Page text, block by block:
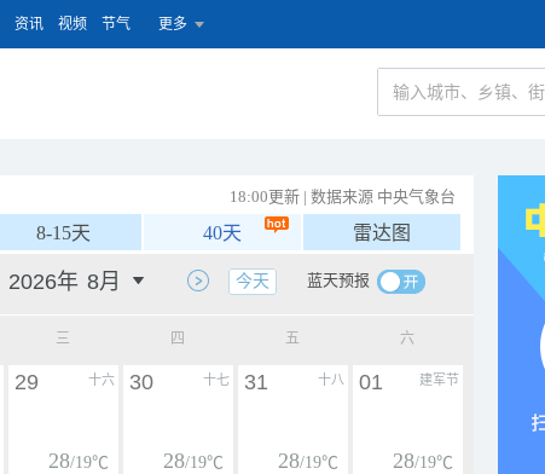
资讯 视频 节气 更多
18:00更新 | 数据来源 中央气象台
8-15天 40天 雷达图
蓝天预报
今天
三 四 五 六
十六
29
28/19℃
十七
30
28/19℃
十八
31
28/19℃
建军节
01
28/19℃